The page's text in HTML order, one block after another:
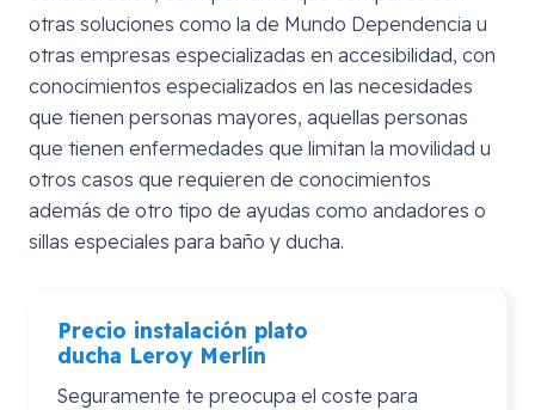
otras soluciones como la de Mundo Dependencia u
otras empresas especializadas en accesibilidad, con
conocimientos especializados en las necesidades
que tienen personas mayores, aquellas personas
que tienen enfermedades que limitan la movilidad u
otros casos que requieren de conocimientos
además de otro tipo de ayudas como andadores o
sillas especiales para baño y ducha.
Precio instalación plato
ducha Leroy Merlín
Seguramente te preocupa el coste para